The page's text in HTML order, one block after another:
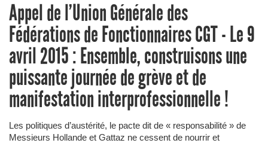
Appel de l’Union Générale des
Fédérations de Fonctionnaires CGT - Le 9
avril 2015 : Ensemble, construisons une
puissante journée de grève et de
manifestation interprofessionnelle !
Les politiques d’austérité, le pacte dit de « responsabilité » de
Messieurs Hollande et Gattaz ne cessent de nourrir et